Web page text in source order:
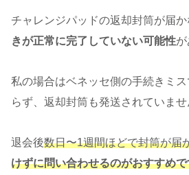
チャレンジパッドの返却封筒が届か
きが正常に完了していない可能性が
私の場合はベネッセ側の手続きミ
らず、返却封筒も発送されていませ
退会後数日〜1週間ほどで封筒が届
けずに問い合わせるのがおすすめ